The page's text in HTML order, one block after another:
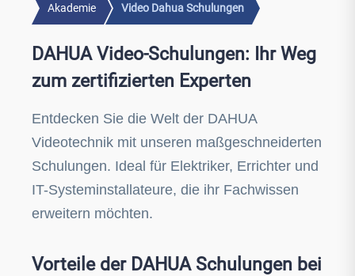
Akademie Video Dahua Schulungen
DAHUA Video-Schulungen: Ihr Weg
zum zertifizierten Experten
Entdecken Sie die Welt der DAHUA
Videotechnik mit unseren maßgeschneiderten
Schulungen. Ideal für Elektriker, Errichter und
IT-Systeminstallateure, die ihr Fachwissen
erweitern möchten.
Vorteile der DAHUA Schulungen bei